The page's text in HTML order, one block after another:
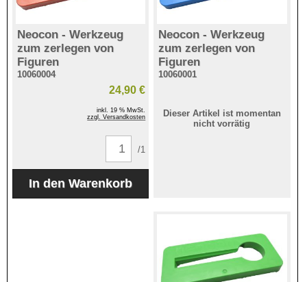
Neocon - Werkzeug
zum zerlegen von
Figuren
10060004
24,90 €
inkl. 19 % MwSt.
zzgl. Versandkosten
/1
Neocon - Werkzeug
zum zerlegen von
Figuren
10060001
Dieser Artikel ist momentan
nicht vorrätig